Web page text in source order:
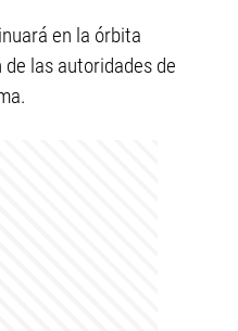
en la órbita
las autoridades de